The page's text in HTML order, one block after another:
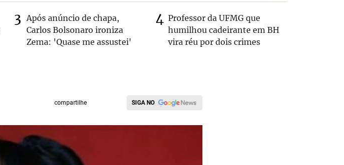
Após anúncio de chapa,
Carlos Bolsonaro ironiza
Zema: 'Quase me assustei'
Professor da UFMG que
humilhou cadeirante em BH
vira réu por dois crimes
compartilhe SIGA NO